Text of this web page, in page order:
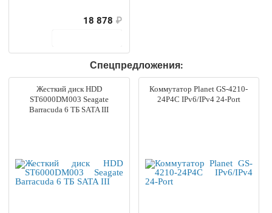
18 878 ₽
Спецпредложения:
Жесткий диск HDD
ST6000DM003 Seagate
Barracuda 6 ТБ SATA III
Коммутатор Planet GS-4210-
24P4C IPv6/IPv4 24-Port